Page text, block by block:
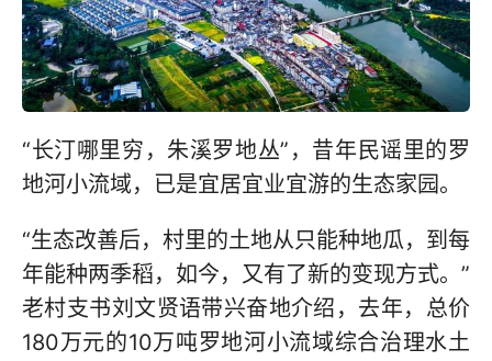
“长汀哪里穷，朱溪罗地丛”，昔年民谣里的罗
地河小流域，已是宜居宜业宜游的生态家园。
“生态改善后，村里的土地从只能种地瓜，到每
年能种两季稻，如今，又有了新的变现方式。”
老村支书刘文贤语带兴奋地介绍，去年，总价
180万元的10万吨罗地河小流域综合治理水土